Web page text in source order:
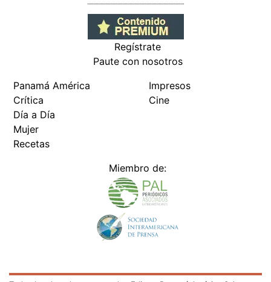
Regístrate
Paute con nosotros
Panamá América
Crítica
Día a Día
Mujer
Recetas
Impresos
Cine
Miembro de: